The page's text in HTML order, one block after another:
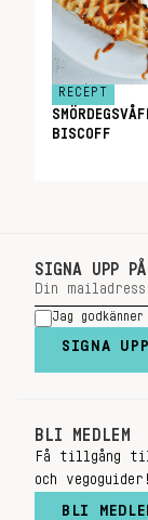
RECEPT
BISCOFF
SIGNA UPP
Jag
SIGNA UPP
BLI MEDLEM
Få tillgång
och vegoguider!
BLI